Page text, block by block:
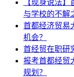
【现身说法
与学校的不解
首都经济贸易
机会？
首经贸在职研
报考首都经贸
规划？